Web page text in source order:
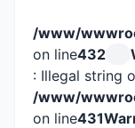
/www/
on line432
: Illegal string
/www/
on line431